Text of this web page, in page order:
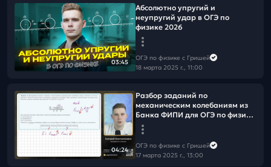
03:45
Абсолютно упругий и
неупругий удар в ОГЭ по
физике 2026
ОГЭ по физике с Гришей
18 марта 2025 г., 11:00
04:24
Разбор заданий по
механическим колебаниям из
Банка ФИПИ для ОГЭ по физике
2025
ОГЭ по физике с Гришей
17 марта 2025 г., 13:00